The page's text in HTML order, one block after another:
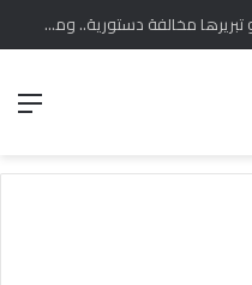
وزير العدل: إنكار جرائم النظام البائد أو تبريرها مخالفة دستورية.. ومشروع قانون خاص إلى مجلس الشعب